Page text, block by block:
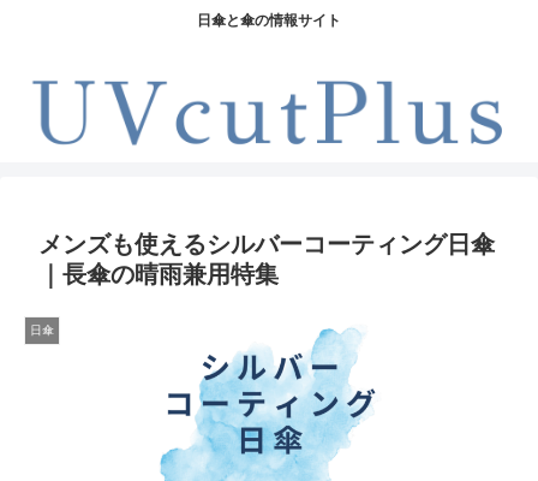
日傘と傘の情報サイト
メンズも使えるシルバーコーティング日傘
｜長傘の晴雨兼用特集
日傘